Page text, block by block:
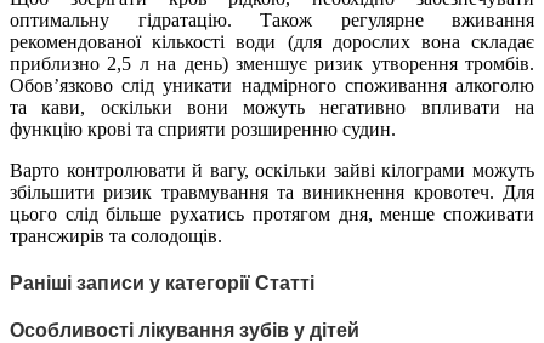
оптимальну гідратацію. Також регулярне вживання
рекомендованої кількості води (для дорослих вона складає
приблизно 2,5 л на день) зменшує ризик утворення тромбів.
Обов’язково слід уникати надмірного споживання алкоголю
та кави, оскільки вони можуть негативно впливати на
функцію крові та сприяти розширенню судин.
Варто контролювати й вагу, оскільки зайві кілограми можуть
збільшити ризик травмування та виникнення кровотеч. Для
цього слід більше рухатись протягом дня, менше споживати
трансжирів та солодощів.
Раніші записи у категорії Статті
Особливості лікування зубів у дітей